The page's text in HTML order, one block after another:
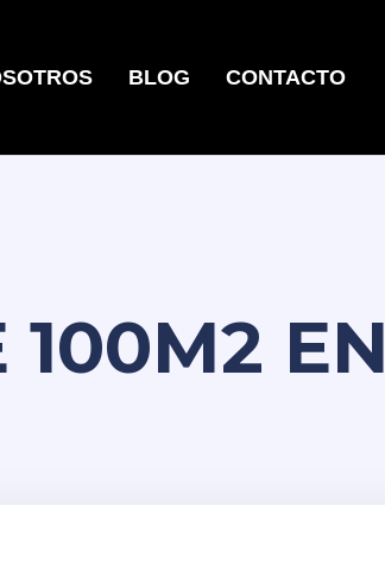
BLOG CONTACTO
100M2 EN